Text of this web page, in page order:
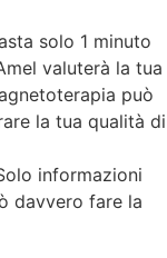
solo 1 minuto
valuterà la tua
può
la tua qualità di
informazioni
davvero fare la